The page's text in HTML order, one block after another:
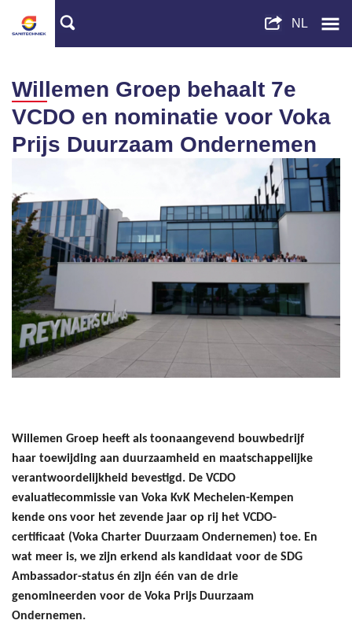
Willemen Groep behaalt 7e
VCDO en nominatie voor Voka
Prijs Duurzaam Ondernemen
Willemen Groep heeft als toonaangevend bouwbedrijf
haar toewijding aan duurzaamheid en maatschappelijke
verantwoordelijkheid bevestigd. De VCDO
evaluatiecommissie van Voka KvK Mechelen-Kempen
kende ons voor het zevende jaar op rij het VCDO-
certificaat (Voka Charter Duurzaam Ondernemen) toe. En
wat meer is, we zijn erkend als kandidaat voor de SDG
Ambassador-status én zijn één van de drie
genomineerden voor de Voka Prijs Duurzaam
Ondernemen.